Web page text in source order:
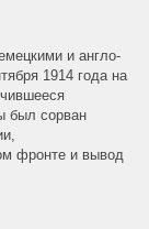
и англо-
1914 года на
был сорван
фронте и вывод